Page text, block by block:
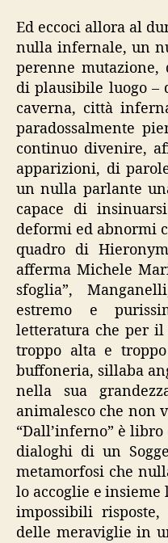
Ed eccoci allora al
nulla infernale, un
perenne mutazione,
di plausibile luogo –
caverna, città
paradossalmente
continuo divenire,
apparizioni, di
un nulla parlante
capace di
deformi ed abnormi
quadro di
afferma Michele
sfoglia”,
estremo e
letteratura che per il
troppo alta e
buffoneria, sillaba
nella sua
animalesco che non
“Dall’inferno” è
dialoghi di un
metamorfosi che
lo accoglie e insieme
impossibili
delle meraviglie in